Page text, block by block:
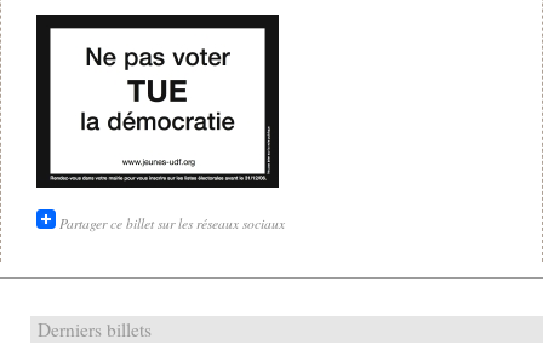
Partager ce billet sur les réseaux sociaux
Derniers billets